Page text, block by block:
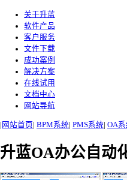
关于升蓝
软件产品
客户服务
文件下载
成功案例
解决方案
在线试用
文档中心
网站导航
| 网站首页| BPM系统| PMS系统| OA
升蓝OA办公自动